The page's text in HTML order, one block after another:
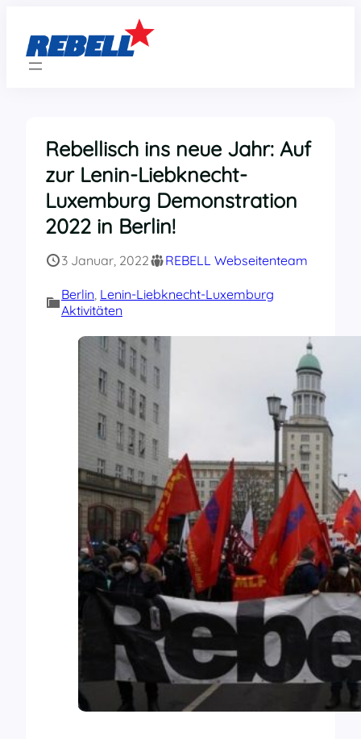
springen
Rebellisch ins neue Jahr: Auf
zur Lenin-Liebknecht-
Luxemburg Demonstration
2022 in Berlin!
3 Januar, 2022 REBELL Webseitenteam
Berlin Lenin-Liebknecht-Luxemburg
Aktivitäten